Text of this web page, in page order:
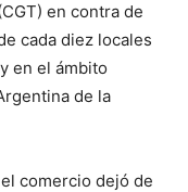
en contra de
cada diez locales
en el ámbito
de la
comercio dejó de